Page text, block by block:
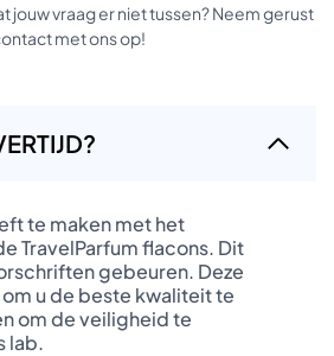
jouw vraag er niet tussen? Neem gerust
met ons op!
te maken met het
TravelParfum flacons. Dit
gebeuren. Deze
u de beste kwaliteit te
om de veiligheid te
lab.